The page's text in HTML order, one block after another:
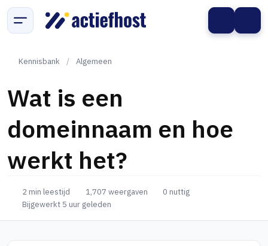
Kennisbank / Algemeen
Wat is een
domeinnaam en hoe
werkt het?
2 min leestijd 1,707 weergaven
0 nuttig
Bijgewerkt 5 uur geleden